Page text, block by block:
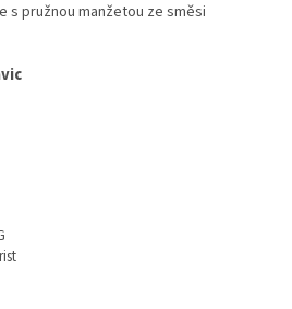
s pružnou manžetou ze směsi